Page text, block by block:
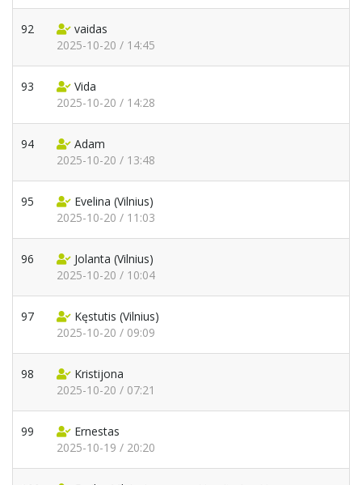
92
vaidas
2025-10-20 / 14:45
93
Vida
2025-10-20 / 14:28
94
Adam
2025-10-20 / 13:48
95 Evelina (Vilnius)
2025-10-20 / 11:03
96 Jolanta (Vilnius)
2025-10-20 / 10:04
97 Kęstutis (Vilnius)
2025-10-20 / 09:09
98
Kristijona
2025-10-20 / 07:21
99
Ernestas
2025-10-19 / 20:20